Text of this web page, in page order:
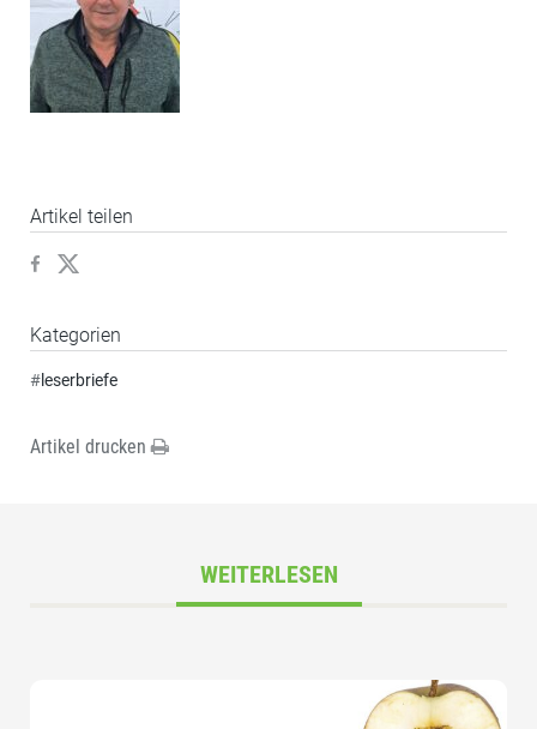
Artikel teilen
Kategorien
#leserbriefe
Artikel drucken
WEITERLESEN